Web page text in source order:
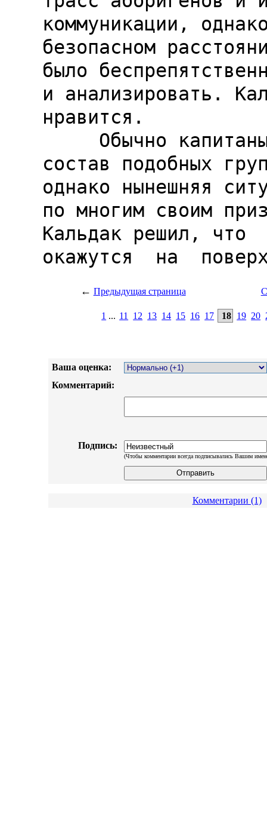
← Предыдущая страница
1 ... 11 12 13 14 15 16 17 18 19 20
Ваша оценка:
Комментарий:
Подпись:
(Чтобы комментарии всегда подписывались Вашим
Комментарии (1)